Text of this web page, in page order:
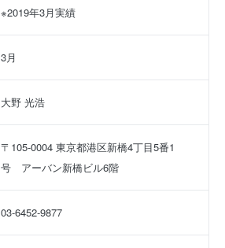
※2019年3月実績
3月
大野 光浩
〒105-0004 東京都港区新橋4丁目5番1
号　アーバン新橋ビル6階
03-6452-9877